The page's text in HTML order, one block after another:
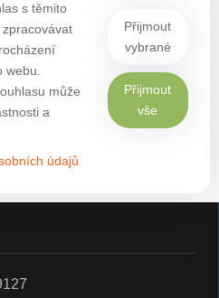
s těmito
webu.
může
a
údajů
Přijmout
vybrané
Přijmout
vše